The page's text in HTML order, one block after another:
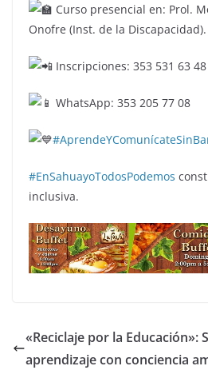
Curso presencial en: Prol.
Onofre (Inst. de la Discapacidad).
Inscripciones: 353 531 63 48
WhatsApp: 353 205 77 08
#EnSahuayoTodosPodemos
inclusiva.
«Reciclaje por la Educación»:
aprendizaje con conciencia